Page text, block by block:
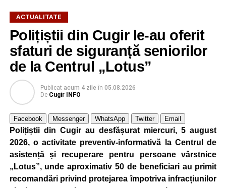
El a mărturisit totodată că a avut șansa să lucreze cu Elon
Musk, fondatorul Tesla, SpaceX și xAI.
Dr. ing. Alexandru Jittu: Lucrul acesta mi-a adus
întotdeuna succes
„Nu am lucrat niciodată pentru guverne. În România am
lucrat la Uzina Mecanică Cugir care era întreprindere de
stat, însă în SUA sau în Canada, nu, doar în firme private
și aici bugetele sunt ale firmelor. Foarte mulți dintre
președinții companiilor cu care am lucrat m-au apreciat
foarte mult pentru că eu nu am început niciodată un
proiect, o comandă, din ziua în care mi s-a dat, ci am
început planificarea livrării din ziua în care trebuia să
ACTUALITATE
Polițiștii din Cugir le-au oferit
sfaturi de siguranță seniorilor
de la Centrul „Lotus”
Publicat acum 4 zile în 05.08.2026
De Cugir INFO
Facebook Messenger WhatsApp Twitter Email
Polițiștii din Cugir au desfășurat miercuri, 5 august
2026, o activitate preventiv-informativă la Centrul de
asistență și recuperare pentru persoane vârstnice
„Lotus”, unde aproximativ 50 de beneficiari au primit
recomandări privind protejarea împotriva infracțiunilor